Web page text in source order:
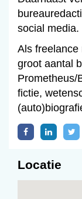
social media.
Als freelance
groot aantal
Prometheus/
fictie,
Locatie